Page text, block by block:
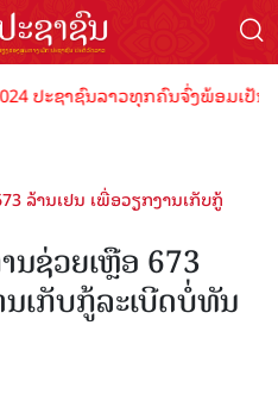
ະຊາຊົນລາວທຸກຄົນຈົ່ງພ້ອມເປັນເຈົ້
ລ້ານເຢນ ເພື່ອວຽກງານເກັບກູ້
ຊ່ວຍເຫຼືອ 673
ເກັບກູ້ລະເບີດບໍ່ທັນ